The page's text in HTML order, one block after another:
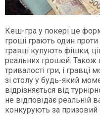
Кеш-гра у покері це
гроші грають один
гравці купують фішки,
реальних грошей. Також
тривалості гри, і гравці
зі столу у будь-який
відрізняється від
не відповідає реальній
конкурують за